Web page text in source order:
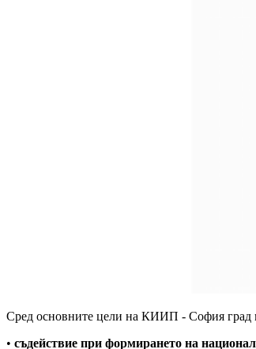
Сред основните цели на КИИП - София град
• съдействие при формирането на